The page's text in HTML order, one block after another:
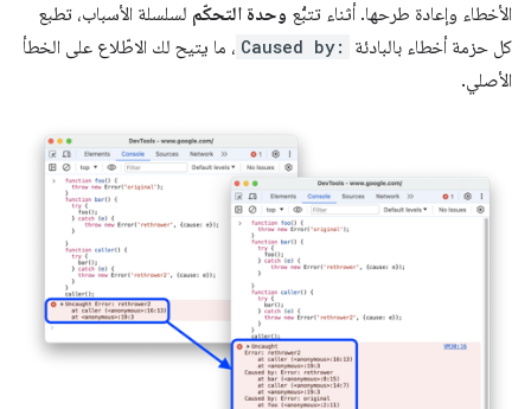
الأخطاء وإعادة طرحها. أثناء تتبُّع وحدة التحكّم لسلسلة الأسباب، تطبع
كل حزمة أخطاء بالبادئة
Caused by: ، ما يتيح لك الاطّلاع على الخطأ
الأصلي.